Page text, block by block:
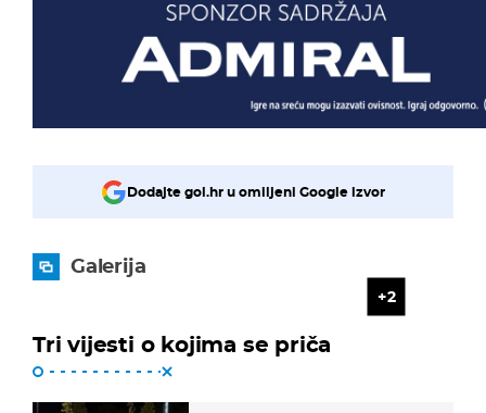
Dodajte gol.hr u omiljeni Google izvor
Galerija
2
Tri vijesti o kojima se priča